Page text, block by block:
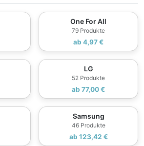
One For All
79 Produkte
ab 4,97 €
LG
52 Produkte
ab 77,00 €
Samsung
46 Produkte
ab 123,42 €